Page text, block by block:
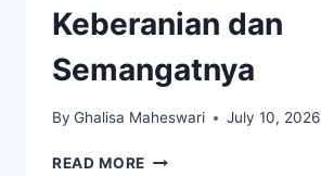
Keberanian dan
Semangatnya
By Ghalisa Maheswari July 10, 2026
READ MORE SHIO